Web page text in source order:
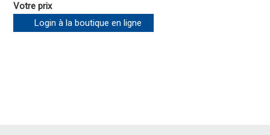
Votre prix
Login à la boutique en ligne